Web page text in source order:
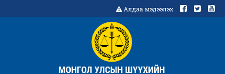
Алдаа мэдээлэх